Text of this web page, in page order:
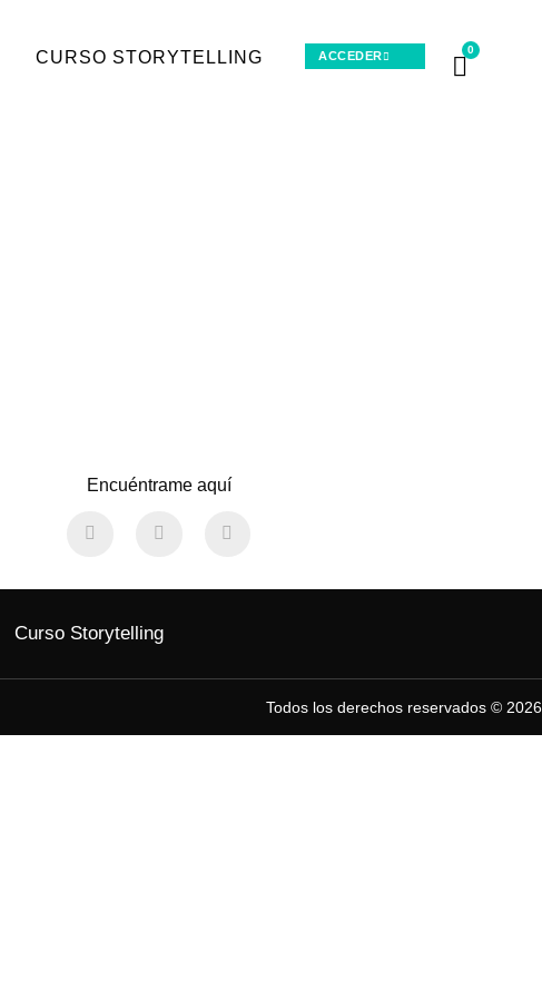
CURSO STORYTELLING ACCEDER 0
Encuéntrame aquí
Curso Storytelling
Todos los derechos reservados © 2026